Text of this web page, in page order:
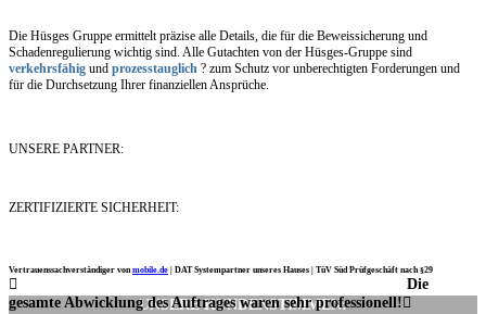
Die Hüsges Gruppe ermittelt präzise alle Details, die für die Beweissicherung und
Schadenregulierung wichtig sind. Alle Gutachten von der Hüsges-Gruppe sind
verkehrsfähig und prozesstauglich ? zum Schutz vor unberechtigten Forderungen und
für die Durchsetzung Ihrer finanziellen Ansprüche.
UNSERE PARTNER:
ZERTIFIZIERTE SICHERHEIT:
Vertrauenssachverständiger vonmobile.de DAT Systempartner unseres Hauses | TüV Süd Prüfgeschäft nach §29
UNSERE KUNDENSTIMMEN:
Die
gesamte Abwicklung des Auftrages waren sehr professionell!